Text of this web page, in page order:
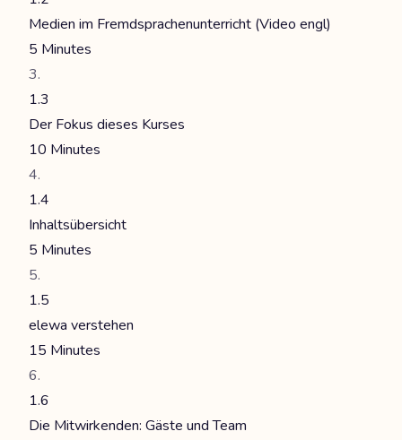
Medien im Fremdsprachenunterricht (Video engl)
5 Minutes
1.3
Der Fokus dieses Kurses
10 Minutes
1.4
Inhaltsübersicht
5 Minutes
1.5
elewa verstehen
15 Minutes
1.6
Die Mitwirkenden: Gäste und Team